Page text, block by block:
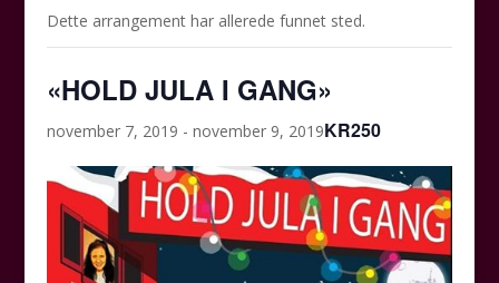
Dette arrangement har allerede funnet sted.
«HOLD JULA I GANG»
november 7, 2019 -november 9, 2019KR250